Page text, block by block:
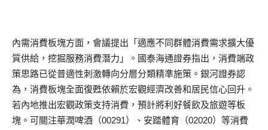
內需消費板塊方面，會議提出「適應不同群體消費需求擴大優
質供給，挖掘服務消費潛力」。國泰海通證券指出，消費端政
策思路已從普適性刺激轉向分層分類精準施策。銀河證券認
為，消費板塊全面復甦依賴於宏觀經濟改善和居民信心回升。
若內地推出宏觀政策支持消費，預計將利好餐飲及旅遊等板
塊。可關注華潤啤酒（00291）、安踏體育（02020）等消費